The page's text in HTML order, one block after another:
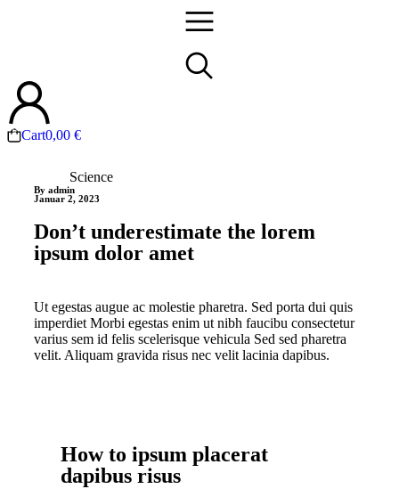
Cart0,00 €
Science
By admin
Januar 2, 2023
Don’t underestimate the lorem
ipsum dolor amet
Ut egestas augue ac molestie pharetra. Sed porta dui quis
imperdiet Morbi egestas enim ut nibh faucibu consectetur
varius sem id felis scelerisque vehicula Sed sed pharetra
velit. Aliquam gravida risus nec velit lacinia dapibus.
How to ipsum placerat
dapibus risus